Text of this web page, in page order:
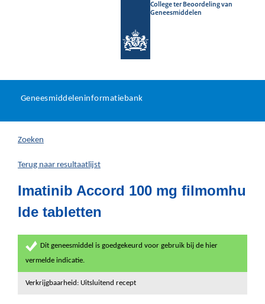
College ter Beoordeling van
Geneesmiddelen
U
hier:
Geneesmiddeleninformatiebank
Zoeken
Terug naar resultaatlijst
Imatinib Accord 100 mg filmomhu
lde tabletten
Dit geneesmiddel is goedgekeurd voor gebruik bij de hier
vermelde indicatie.
Verkrijgbaarheid: Uitsluitend recept